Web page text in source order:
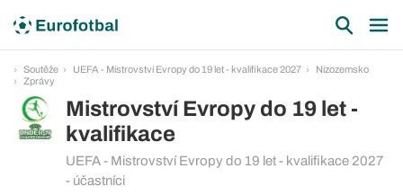
Soutěže UEFA - Mistrovství Evropy do 19 let - kvalifikace 2027
Nizozemsko
Zprávy
Mistrovství Evropy do 19 let -
kvalifikace
UEFA - Mistrovství Evropy do 19 let - kvalifikace 2027
- účastníci